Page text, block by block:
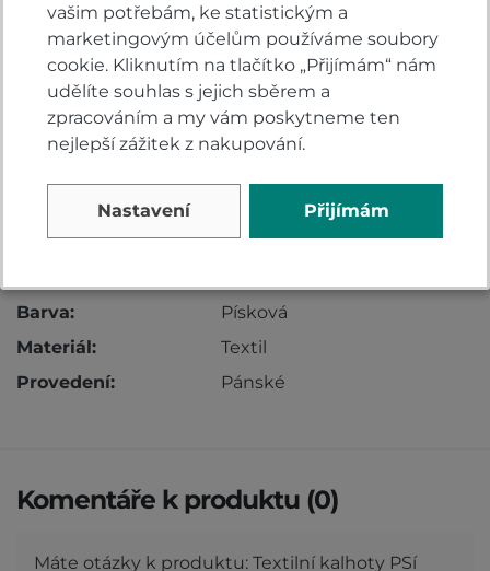
MATERIÁL
svrchní materiál: vysoce pevnostní Cordura® 500
podšívka: polyester - lehká perforovaná omezující
pocení
vnitřní vyjímatelná vložka 1: voděodolná membrána
Barva:
Písková
Materiál:
Textil
Provedení:
Pánské
Komentáře k produktu (0)
Máte otázky k produktu: Textilní kalhoty PSí
vašim potřebám, ke statistickým a
marketingovým účelům používáme soubory
cookie. Kliknutím na tlačítko „Přijímám“ nám
udělíte souhlas s jejich sběrem a
zpracováním a my vám poskytneme ten
nejlepší zážitek z nakupování.
Nastavení Přijímám